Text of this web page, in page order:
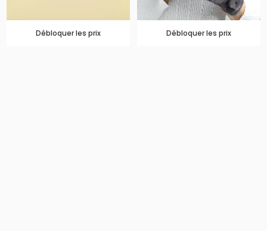
Débloquer les prix Débloquer les prix